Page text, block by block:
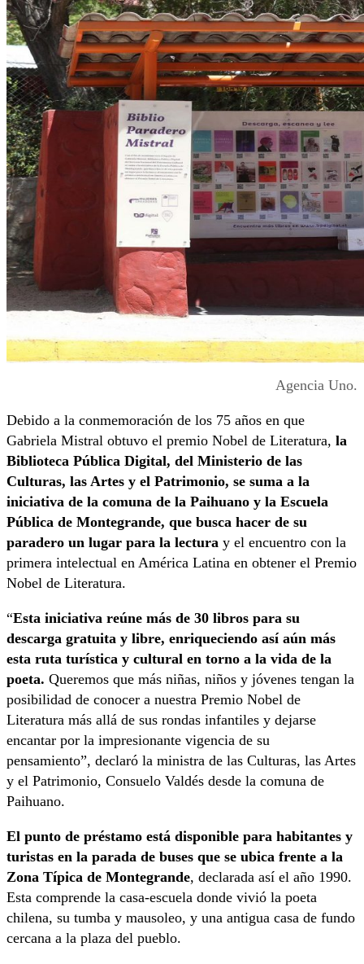
Agencia Uno.
Debido a la conmemoración de los 75 años en que
Gabriela Mistral obtuvo el premio Nobel de Literatura, la
Biblioteca Pública Digital, del Ministerio de las
Culturas, las Artes y el Patrimonio, se suma a la
iniciativa de la comuna de la Paihuano y la Escuela
Pública de Montegrande, que busca hacer de su
paradero un lugar para la lectura y el encuentro con la
primera intelectual en América Latina en obtener el Premio
Nobel de Literatura.
“Esta iniciativa reúne más de 30 libros para su
descarga gratuita y libre, enriqueciendo así aún más
esta ruta turística y cultural en torno a la vida de la
poeta. Queremos que más niñas, niños y jóvenes tengan la
posibilidad de conocer a nuestra Premio Nobel de
Literatura más allá de sus rondas infantiles y dejarse
encantar por la impresionante vigencia de su
pensamiento”, declaró la ministra de las Culturas, las Artes
y el Patrimonio, Consuelo Valdés desde la comuna de
Paihuano.
El punto de préstamo está disponible para habitantes y
turistas en la parada de buses que se ubica frente a la
Zona Típica de Montegrande, declarada así el año 1990.
Esta comprende la casa-escuela donde vivió la poeta
chilena, su tumba y mausoleo, y una antigua casa de fundo
cercana a la plaza del pueblo.